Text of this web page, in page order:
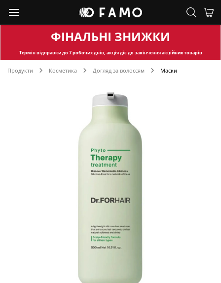
ФІНАЛЬНІ ЗНИЖКИ
Термін відправкидо 7 робочих днів, акція діє до закінчення акційних товарів
Продукти Косметика Догляд за волоссям Маски